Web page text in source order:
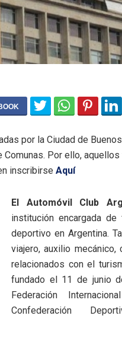
por la Ciudad de
Comunas. Por ello,
inscribirse Aquí
El Automóvil Club
institución encargada
deportivo en Argentina.
viajero, auxilio
relacionados con el
fundado el 11 de junio
Federación
Confederación